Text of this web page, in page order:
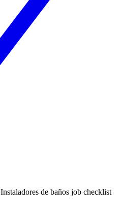
Instaladores de baños job checklist